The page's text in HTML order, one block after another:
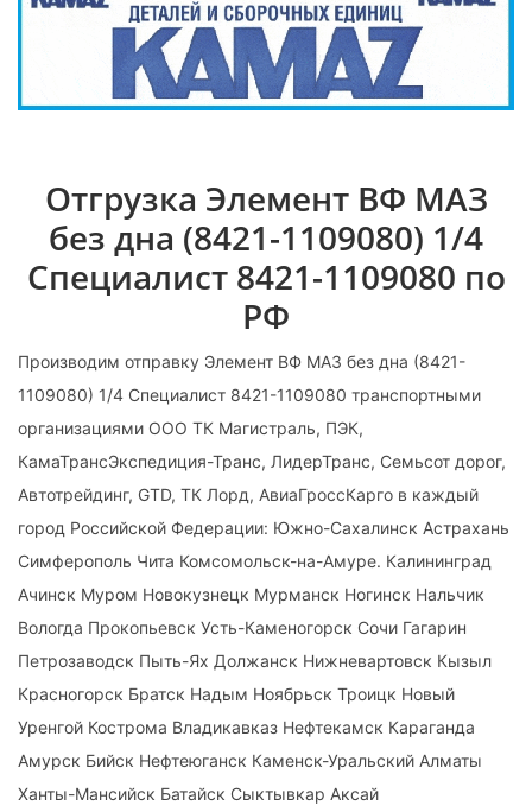
Отгрузка Элемент ВФ МАЗ
без дна (8421-1109080) 1/4
Специалист 8421-1109080 по
РФ
Производим отправку Элемент ВФ МАЗ без дна (8421-
1109080) 1/4 Специалист 8421-1109080 транспортными
организациями ООО ТК Магистраль, ПЭК,
КамаТрансЭкспедиция-Транс, ЛидерТранс, Семьсот дорог,
Автотрейдинг, GTD, ТК Лорд, АвиаГроссКарго в каждый
город Российской Федерации: Южно-Сахалинск Астрахань
Симферополь Чита Комсомольск-на-Амуре. Калининград
Ачинск Муром Новокузнецк Мурманск Ногинск Нальчик
Вологда Прокопьевск Усть-Каменогорск Сочи Гагарин
Петрозаводск Пыть-Ях Должанск Нижневартовск Кызыл
Красногорск Братск Надым Ноябрьск Троицк Новый
Уренгой Кострома Владикавказ Нефтекамск Караганда
Амурск Бийск Нефтеюганск Каменск-Уральский Алматы
Ханты-Мансийск Батайск Сыктывкар Аксай